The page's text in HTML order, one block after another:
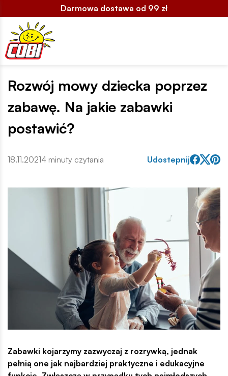
Darmowa dostawa od 99 zł
Rozwój mowy dziecka poprzez
zabawę. Na jakie zabawki
postawić?
18.11.20214 minuty czytania Udostepnij
Zabawki kojarzymy zazwyczaj z rozrywką, jednak
pełnią one jak najbardziej praktyczne i edukacyjne